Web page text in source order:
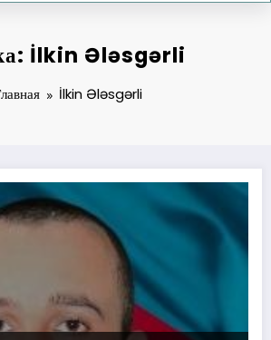
İlkin Ələsgərli
İlkin Ələsgərli